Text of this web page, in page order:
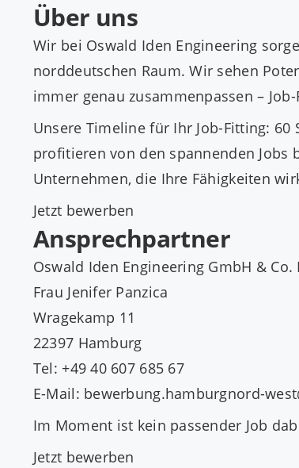
Über uns
Wir bei Oswald Iden Engineering
norddeutschen Raum. Wir sehen
immer genau zusammenpassen –
Unsere Timeline für Ihr Job-Fitting:
profitieren von den spannenden Jobs
Unternehmen, die Ihre Fähigkeiten
Jetzt bewerben
Ansprechpartner
Oswald Iden Engineering GmbH & Co.
Frau Jenifer Panzica
Wragekamp 11
22397 Hamburg
Tel: +49 40 607 685 67
E-Mail: bewerbung.hamburgnord-
Im Moment ist kein passender Job
Jetzt bewerben